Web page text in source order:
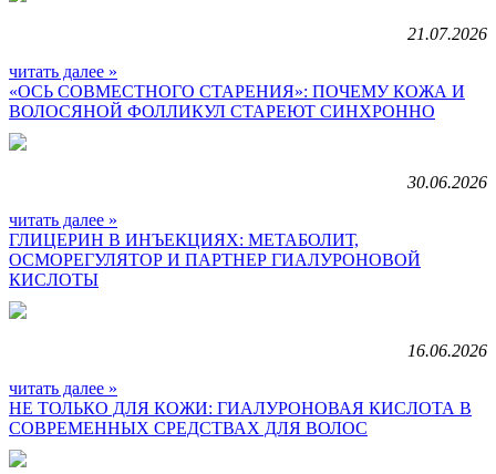
21.07.2026
читать далее »
«ОСЬ СОВМЕСТНОГО СТАРЕНИЯ»: ПОЧЕМУ КОЖА И
ВОЛОСЯНОЙ ФОЛЛИКУЛ СТАРЕЮТ СИНХРОННО
30.06.2026
читать далее »
ГЛИЦЕРИН В ИНЪЕКЦИЯХ: МЕТАБОЛИТ,
ОСМОРЕГУЛЯТОР И ПАРТНЕР ГИАЛУРОНОВОЙ
КИСЛОТЫ
16.06.2026
читать далее »
НЕ ТОЛЬКО ДЛЯ КОЖИ: ГИАЛУРОНОВАЯ КИСЛОТА В
СОВРЕМЕННЫХ СРЕДСТВАХ ДЛЯ ВОЛОС